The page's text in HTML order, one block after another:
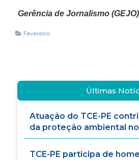
Gerência de Jornalismo
Fevereiro
Últimas
Atuação do TCE-PE
da proteção ambiental
TCE-PE participa de